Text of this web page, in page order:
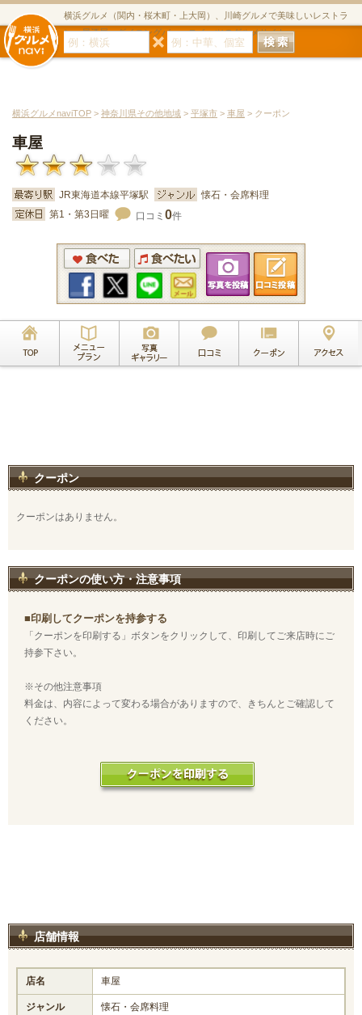
横浜グルメ（関内・桜木町・上大岡）、川崎グルメで美味しいレストラ
ン・居酒屋・ダイニングバー・スイーツのグルメサイト
横浜グルメnaviTOP > 神奈川県その他地域 > 平塚市 > 車屋 > クーポン
車屋
JR東海道本線平塚駅
懐石・会席料理
第1・第3日曜
口コミ 0件
クーポン
クーポンはありません。
クーポンの使い方・注意事項
■印刷してクーポンを持参する
「クーポンを印刷する」ボタンをクリックして、印刷してご来店時にご
持参下さい。
※その他注意事項
料金は、内容によって変わる場合がありますので、きちんとご確認して
ください。
店舗情報
店名 車屋
ジャンル 懐石・会席料理